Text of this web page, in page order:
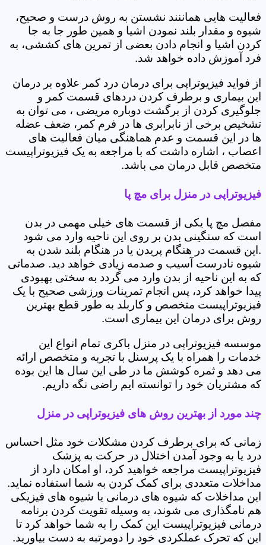
فعالیت هایی هماننند نشستن به روش درست و صحیح،
شیوه و مقدار بلند نمودن اشیا و همین طور جا به جا
کردن اشیا و انجام دادن بعضی از تمرین های کششی، به
فرد آموزش داده خواهد شد.
از فواید فیزیوتراپی برای درمان درد کمر علاوه بر درمان
این بیماری و برطرف کردن دردهای قسمت کمر و
جلوگیری کردن از برگشت دوباره مریضی ، می توان به
تشخیص برخی از نابرابری ها در فرم کمر، ضعف عضله
ها در این قسمت و عدم هماهنگی میان فعالیت های
اعصاب ، اشاره داشت که با مراجعه به یک فیزیوتراپیست
متخصص قابل درمان می باشد.
فیزیوتراپی در منزل برای مچ پا
مفصل مچ پا یکی از قسمت های خیلی مهمی در بدن
است که سنگینی بدن بر روی این ناحیه وارد می شود
.این قسمت در هنگام پریدن یا در هنگام بلند شدن به
شیوه نادرست آسیب و صدمه زیادی خواهد دید. صدماتی
که به این ناحیه از بدن وارد می گردد به سختی بهبودی
پیدا خواهد کرد، پس انجام تمرینات ورزشی صحیح با یک
فیزیوتراپیست متخصص و کاربلد به طور قطع بهترین
روش برای درمان این بیماری است.
موسسه فیزیوتراپی در منزل باکری تمام انواع این
خدمات را همراه با یک پرسنل با تجربه و متخصص ارائه
می دهد و ثمره کوشش ما در طی این سال ها این بوده
که مشتریان خود را توانسته ایم راضی نگه داریم.
چند مورد از بهترین روش های فیزیوتراپی در منزل
زمانی که برای برطرف کردن مشکلات خود مثل احساس
درد یا به وجود آمدن اختلال در حرکت به پزشک
فیزیوتراپیست مراجعه خواهید کرد، او امکان دارد از
مداخلات متعددی برای کمک کردن به شما استفاده نماید.
این مداخلات که شیوه های درمانی یا شیوه های فیزیکی
هم نامگذاری می شوند، به وسیله تقویت کردن برنامه
درمانی فیزیوتراپیست این کمک را به شما خواهد کرد تا
این که تحرک عملکردی خود را دومرتبه به دست بیاورید.